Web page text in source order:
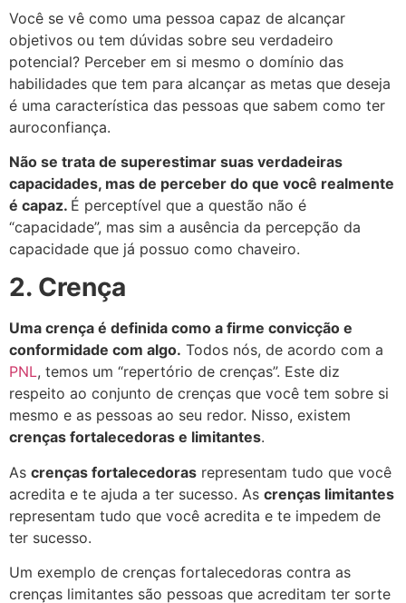
Você se vê como uma pessoa capaz de alcançar
objetivos ou tem dúvidas sobre seu verdadeiro
potencial? Perceber em si mesmo o domínio das
habilidades que tem para alcançar as metas que deseja
é uma característica das pessoas que sabem como ter
auroconfiança.
Não se trata de superestimar suas verdadeiras
capacidades, mas de perceber do que você realmente
é capaz. É perceptível que a questão não é
“capacidade”, mas sim a ausência da percepção da
capacidade que já possuo como chaveiro.
2. Crença
Uma crença é definida como a firme convicção e
conformidade com algo. Todos nós, de acordo com a
PNL, temos um “repertório de crenças”. Este diz
respeito ao conjunto de crenças que você tem sobre si
mesmo e as pessoas ao seu redor. Nisso, existem
crenças fortalecedoras e limitantes.
As crenças fortalecedoras representam tudo que você
acredita e te ajuda a ter sucesso. As crenças limitantes
representam tudo que você acredita e te impedem de
ter sucesso.
Um exemplo de crenças fortalecedoras contra as
crenças limitantes são pessoas que acreditam ter sorte